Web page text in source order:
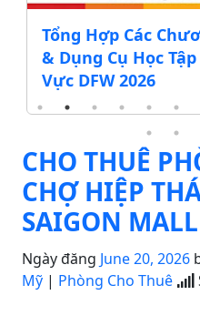
Tổng Hợp Các
& Dụng Cụ Học
Vực DFW 2026
CHO THUÊ
CHỢ HIỆP
SAIGON
Ngày đăng June 20, 2026
Mỹ | Phòng Cho Thuê